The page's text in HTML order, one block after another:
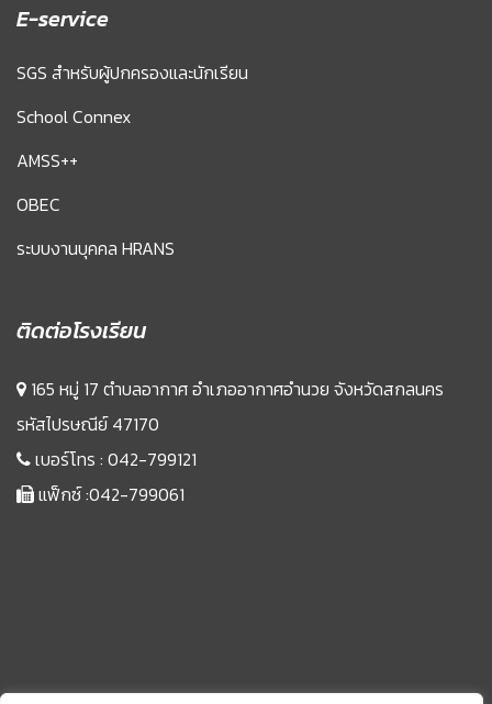
E-service
SGS สำหรับผู้ปกครองและนักเรียน
School Connex
AMSS++
OBEC
ระบบงานบุคคล HRANS
ติดต่อโรงเรียน
165 หมู่ 17 ตำบลอากาศ อำเภออากาศอำนวย จังหวัดสกลนคร
รหัสไปรษณีย์ 47170
เบอร์โทร : 042-799121
แฟ็กซ์ :042-799061